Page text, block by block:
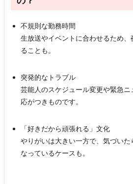
不規則な勤務時間
生放送やイベントに合わせるため
ることも。
突発的なトラブル
芸能人のスケジュール変更や緊急
応がつきものです。
「好きだから頑張れる」文化
やりがいは大きい一方で、気づい
なっているケースも。